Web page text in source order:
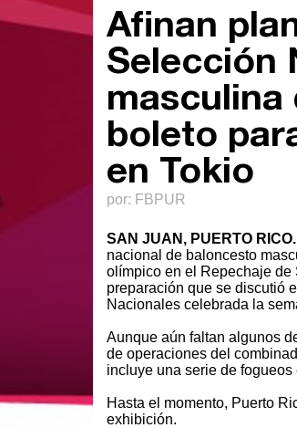
Afinan
Selección
masculina
boleto
en Tokio
por: FBPUR
SAN JUAN, PUERTO
nacional de baloncesto
olímpico en el Repechaje de
preparación que se discutió
Nacionales celebrada la
Aunque aún faltan algunos
de operaciones del
incluye una serie de
Hasta el momento, Puerto
exhibición.